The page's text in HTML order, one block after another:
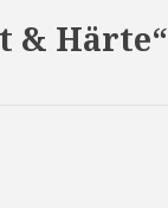
& Härte“